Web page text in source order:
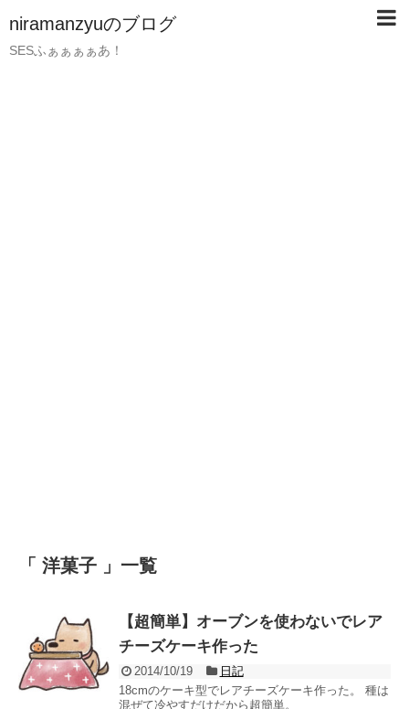
niramanzyuのブログ
SESふぁぁぁぁあ！
「 洋菓子 」一覧
【超簡単】オーブンを使わないでレア
チーズケーキ作った
2014/10/19
日記
18cmのケーキ型でレアチーズケーキ作った。 種は
混ぜて冷やすだけだから超簡単。